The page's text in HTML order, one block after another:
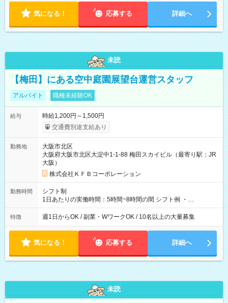
気になる！ 応募する 詳細へ
未読
【梅田】にある空中庭園展望台運営スタッフ
アルバイト 職種未経験OK
給与
時給1,200円～1,500円
交通費別途支給あり
勤務地
大阪市北区
大阪府大阪市北区大淀中1-1-88 梅田スカイビル（最寄り駅：JR
大阪）
株式会社ＫＦＢコーポレーション
勤務時間
シフト制
1日あたりの実働時間：5時間~8時間の間 シフト例 ・
9:30~18:00 実働7.5時間 ・9:30~14:30 実働5時間 ・
16:00~21:30 実働5.5時間
特徴 週1日からOK / 副業・WワークOK / 10名以上の大量募集
気になる！ 応募する 詳細へ
未読